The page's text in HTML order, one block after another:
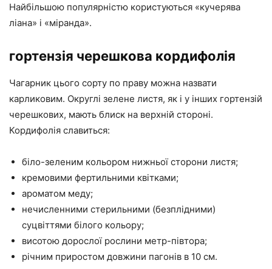
Найбільшою популярністю користуються «кучерява
ліана» і «міранда».
гортензія черешкова кордифолія
Чагарник цього сорту по праву можна назвати
карликовим. Округлі зелене листя, як і у інших гортензій
черешкових, мають блиск на верхній стороні.
Кордифолія славиться:
біло-зеленим кольором нижньої сторони листя;
кремовими фертильними квітками;
ароматом меду;
нечисленними стерильними (безплідними)
суцвіттями білого кольору;
висотою дорослої рослини метр-півтора;
річним приростом довжини пагонів в 10 см.